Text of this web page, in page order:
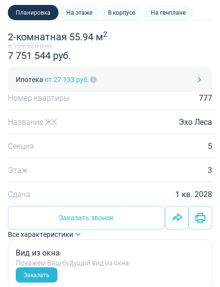
Планировка На этаже В корпусе На генплане
2-комнатная 55.94 м2
8 159 520 руб.
7 751 544 руб.
Ипотека от 27 133 руб.
Номер квартиры 777
Название ЖК Эхо Леса
Секция 5
Этаж 3
Сдача 1 кв. 2028
Заказать звонок
Все характеристики
Вид из окна
Покажем Ваш будущий вид из окна
Заказать